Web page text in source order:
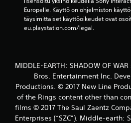
Europelle. Käyttö on ohjelmiston
täysimittaiset käyttöoikeudet ovat
eu.playstation.com/legal.
MIDDLE-EARTH: SHADOW OF
Bros. Entertainment Inc.
Productions. © 2017 New Line
of the Rings content other than
films © 2017 The Saul Zaentz
Enterprises (“SZC”). Middle-earth: